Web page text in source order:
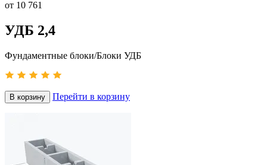
от 10 761
УДБ 2,4
Фундаментные блоки/Блоки УДБ
В корзину Перейти в корзину